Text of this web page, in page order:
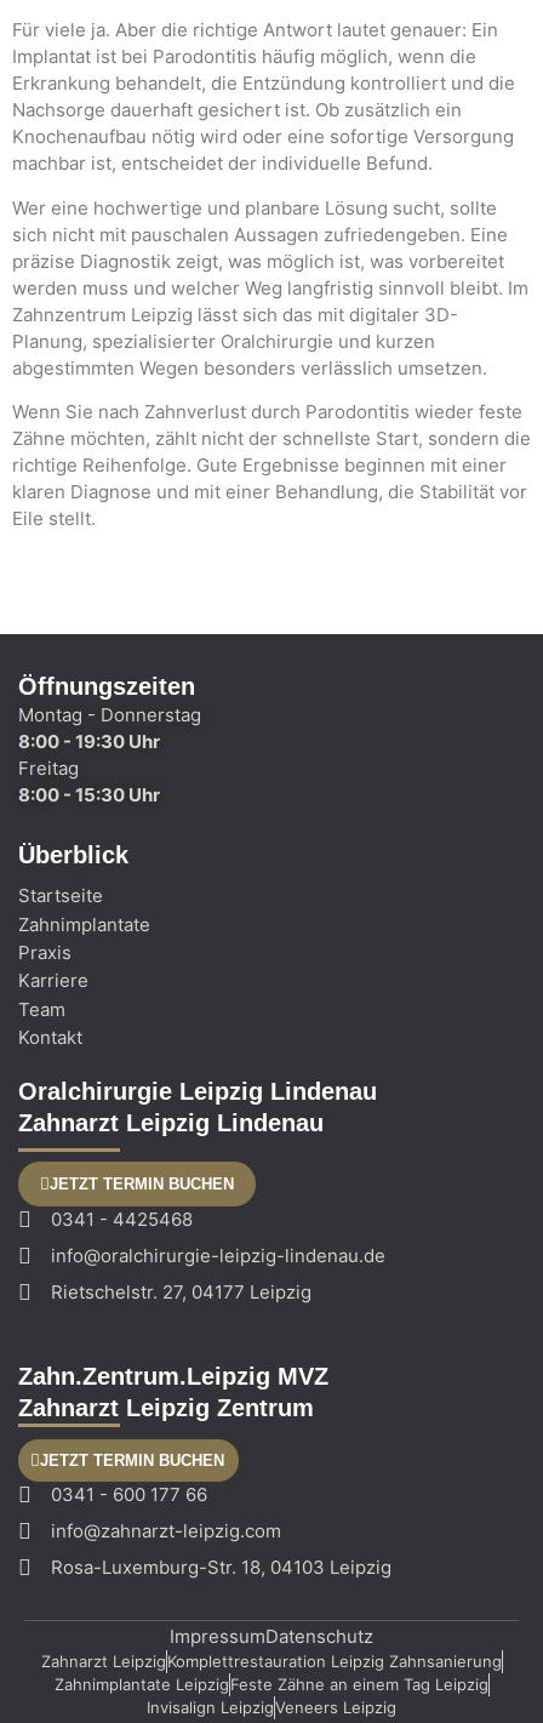
Für viele ja. Aber die richtige Antwort lautet genauer: Ein
Implantat ist bei Parodontitis häufig möglich, wenn die
Erkrankung behandelt, die Entzündung kontrolliert und die
Nachsorge dauerhaft gesichert ist. Ob zusätzlich ein
Knochenaufbau nötig wird oder eine sofortige Versorgung
machbar ist, entscheidet der individuelle Befund.
Wer eine hochwertige und planbare Lösung sucht, sollte
sich nicht mit pauschalen Aussagen zufriedengeben. Eine
präzise Diagnostik zeigt, was möglich ist, was vorbereitet
werden muss und welcher Weg langfristig sinnvoll bleibt. Im
Zahnzentrum Leipzig lässt sich das mit digitaler 3D-
Planung, spezialisierter Oralchirurgie und kurzen
abgestimmten Wegen besonders verlässlich umsetzen.
Wenn Sie nach Zahnverlust durch Parodontitis wieder feste
Zähne möchten, zählt nicht der schnellste Start, sondern die
richtige Reihenfolge. Gute Ergebnisse beginnen mit einer
klaren Diagnose und mit einer Behandlung, die Stabilität vor
Eile stellt.
Öffnungszeiten
Montag - Donnerstag
8:00 - 19:30 Uhr
Freitag
8:00 - 15:30 Uhr
Überblick
Startseite
Zahnimplantate
Praxis
Karriere
Team
Kontakt
Oralchirurgie Leipzig Lindenau
Zahnarzt Leipzig Lindenau
JETZT TERMIN BUCHEN
0341 - 4425468
info@oralchirurgie-leipzig-lindenau.de
Rietschelstr. 27, 04177 Leipzig
Zahn.Zentrum.Leipzig MVZ
Zahnarzt Leipzig Zentrum
JETZT TERMIN BUCHEN
0341 - 600 177 66
info@zahnarzt-leipzig.com
Rosa-Luxemburg-Str. 18, 04103 Leipzig
ImpressumDatenschutz
Zahnarzt LeipzigKomplettrestauration Leipzig Zahnsanierung
Zahnimplantate LeipzigFeste Zähne an einem Tag Leipzig
Invisalign LeipzigVeneers Leipzig